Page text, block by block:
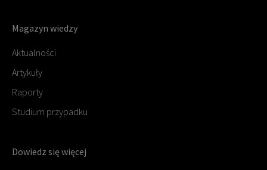
Magazyn wiedzy
Aktualności
Artykuły
Raporty
Studium przypadku
Dowiedz się więcej